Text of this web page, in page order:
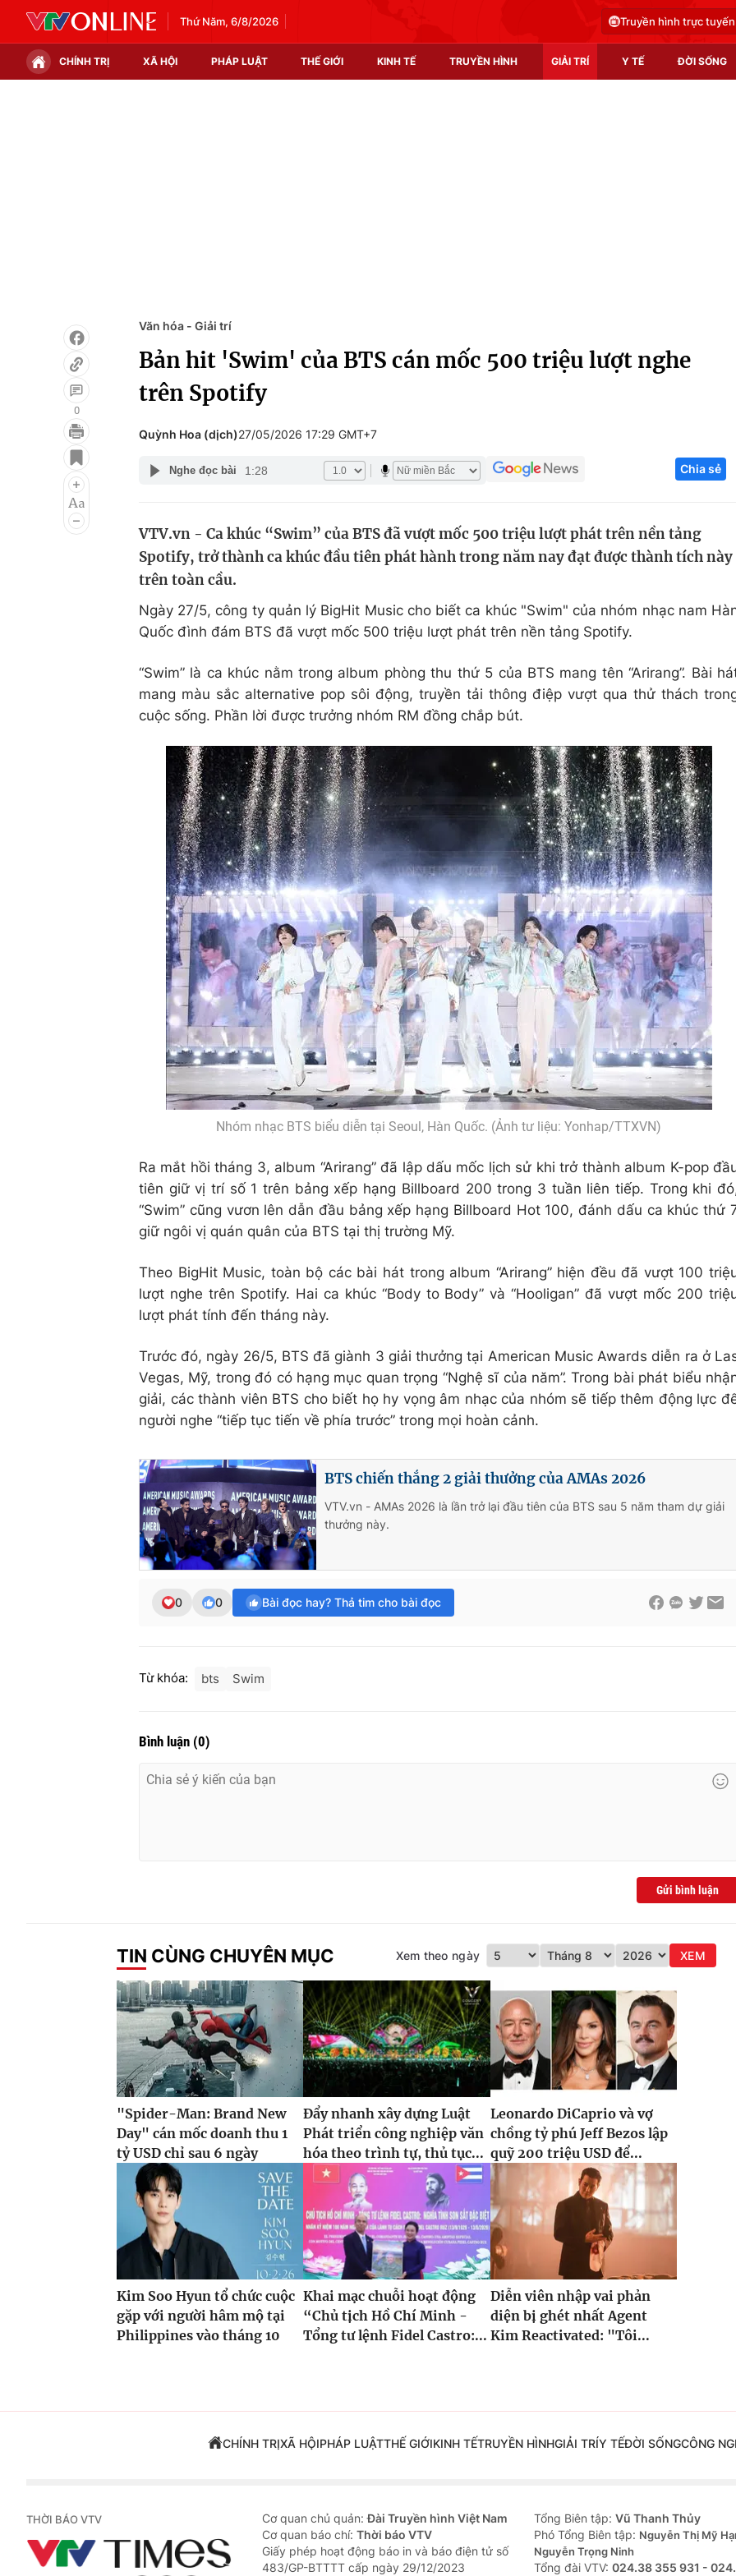
Thứ Năm, 6/8/2026 Truyền hình trực tuyến
CHÍNH TRỊ XÃ HỘI PHÁP LUẬT THẾ GIỚI KINH TẾ TRUYỀN HÌNH GIẢI TRÍ Y TẾ ĐỜI SỐNG
Infographic
Điện ảnh
Âm nhạc
Du lịch
Chất lượng cuộc sống
Tuyển sinh
Hitech Công
Thị trường
0
Văn hóa - Giải trí
Bản hit 'Swim' của BTS cán mốc 500 triệu lượt nghe
trên Spotify
Quỳnh Hoa (dịch)27/05/2026 17:29 GMT+7
Nghe đọc bài 1:28 Chia sẻ
VTV.vn - Ca khúc “Swim” của BTS đã vượt mốc 500 triệu lượt phát trên nền tảng
Spotify, trở thành ca khúc đầu tiên phát hành trong năm nay đạt được thành tích này
trên toàn cầu.
Ngày 27/5, công ty quản lý BigHit Music cho biết ca khúc "Swim" của nhóm nhạc nam
Quốc đình đám BTS đã vượt mốc 500 triệu lượt phát trên nền tảng Spotify.
“Swim” là ca khúc nằm trong album phòng thu thứ 5 của BTS mang tên “Arirang”. Bài
mang màu sắc alternative pop sôi động, truyền tải thông điệp vượt qua thử thách
cuộc sống. Phần lời được trưởng nhóm RM đồng chắp bút.
Nhóm nhạc BTS biểu diễn tại Seoul, Hàn Quốc. (Ảnh tư liệu: Yonhap/TTXVN)
Ra mắt hồi tháng 3, album “Arirang” đã lập dấu mốc lịch sử khi trở thành album K-pop
tiên giữ vị trí số 1 trên bảng xếp hạng Billboard 200 trong 3 tuần liên tiếp. Trong khi
“Swim” cũng vươn lên dẫn đầu bảng xếp hạng Billboard Hot 100, đánh dấu ca khúc thứ
giữ ngôi vị quán quân của BTS tại thị trường Mỹ.
Theo BigHit Music, toàn bộ các bài hát trong album “Arirang” hiện đều đã vượt 100
lượt nghe trên Spotify. Hai ca khúc “Body to Body” và “Hooligan” đã vượt mốc 200
lượt phát tính đến tháng này.
Trước đó, ngày 26/5, BTS đã giành 3 giải thưởng tại American Music Awards diễn ra ở
Vegas, Mỹ, trong đó có hạng mục quan trọng “Nghệ sĩ của năm”. Trong bài phát biểu
giải, các thành viên BTS cho biết họ hy vọng âm nhạc của nhóm sẽ tiếp thêm động lực
người nghe “tiếp tục tiến về phía trước” trong mọi hoàn cảnh.
BTS chiến thắng 2 giải thưởng của AMAs 2026
VTV.vn - AMAs 2026 là lần trở lại đầu tiên của BTS sau 5 năm tham dự giải
thưởng này.
0 0 Bài đọc hay? Thả tim cho bài đọc
Từ khóa: bts Swim
Bình luận (0)
Gửi bình luận
TIN CÙNG CHUYÊN MỤC Xem theo ngày XEM
"Spider-Man: Brand New
Day" cán mốc doanh thu 1
tỷ USD chỉ sau 6 ngày
Đẩy nhanh xây dựng Luật
Phát triển công nghiệp văn
hóa theo trình tự, thủ tục...
Leonardo DiCaprio và vợ
chồng tỷ phú Jeff Bezos lập
quỹ 200 triệu USD để...
Kim Soo Hyun tổ chức cuộc
gặp với người hâm mộ tại
Philippines vào tháng 10
Khai mạc chuỗi hoạt động
“Chủ tịch Hồ Chí Minh -
Tổng tư lệnh Fidel Castro:...
Diễn viên nhập vai phản
diện bị ghét nhất Agent
Kim Reactivated: "Tôi...
CHÍNH TRỊXÃ HỘIPHÁP LUẬTTHẾ GIỚIKINH TẾTRUYỀN HÌNHGIẢI TRÍY TẾĐỜI SỐNGCÔNG
THỜI BÁO VTV Cơ quan chủ quản:Đài Truyền hình Việt Nam
Cơ quan báo chí: Thời báo VTV
Giấy phép hoạt động báo in và báo điện tử số
483/GP-BTTTT cấp ngày 29/12/2023
Tổng Biên tập: Vũ Thanh Thủy
Phó Tổng Biên tập: Nguyễn Thị Mỹ
Nguyễn Trọng Ninh
Tổng đài VTV: 024.38 355 931 -